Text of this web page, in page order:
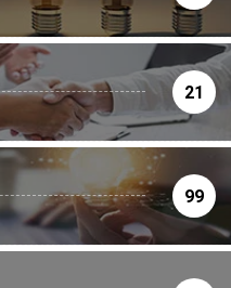
21
99